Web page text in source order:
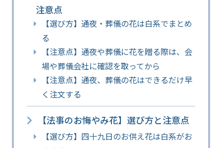
注意点
【選び方】通夜・葬儀の花は白系でまとめ
る
【注意点】通夜や葬儀に花を贈る際は、会
場や葬儀会社に確認を取ってから
【注意点】通夜、葬儀の花はできるだけ早
く注文する
【法事のお悔やみ花】選び方と注意点
【選び方】四十九日のお供え花は白系がお